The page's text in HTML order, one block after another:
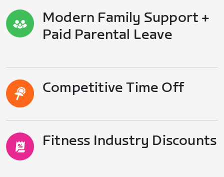
Modern Family Support +
Paid Parental Leave
Competitive Time Off
Fitness Industry Discounts